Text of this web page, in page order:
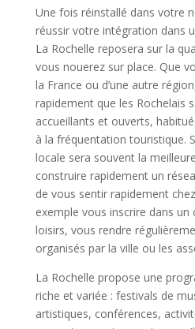
Une fois réinstallé dans votre
réussir votre intégration dans
La Rochelle reposera sur la
vous nouerez sur place. Que
la France ou d’une autre
rapidement que les Rochelais
accueillants et ouverts,
à la fréquentation touristique.
locale sera souvent la
construire rapidement un
de vous sentir rapidement
exemple vous inscrire dans
loisirs, vous rendre
organisés par la ville ou les
La Rochelle propose une
riche et variée : festivals de
artistiques, conférences,